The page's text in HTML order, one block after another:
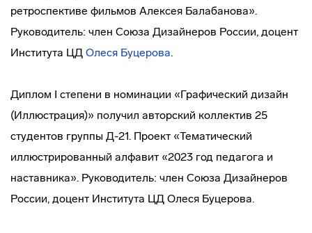
ретроспективе фильмов Алексея Балабанова».
Руководитель: член Союза Дизайнеров России, доцент
Института ЦД Олеся Буцерова.
Диплом I степени в номинации «Графический дизайн
(Иллюстрация)» получил авторский коллектив 25
студентов группы Д-21. Проект «Тематический
иллюстрированный алфавит «2023 год педагога и
наставника». Руководитель: член Союза Дизайнеров
России, доцент Института ЦД Олеся Буцерова.